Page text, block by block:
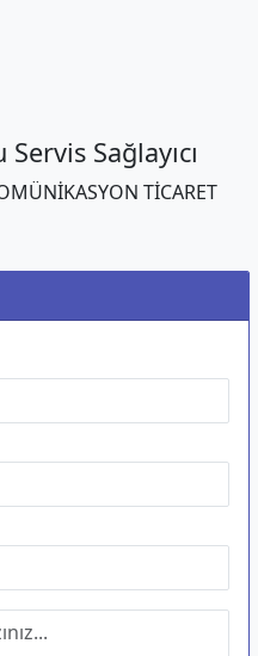
Sağlayıcı
TİCARET